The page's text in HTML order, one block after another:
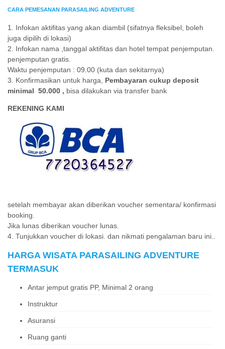
CARA PEMESANAN PARASAILING ADVENTURE
1. Infokan aktifitas yang akan diambil (sifatnya fleksibel, boleh
juga dipilih di lokasi)
2. Infokan nama ,tanggal aktifitas dan hotel tempat penjemputan.
penjemputan gratis.
Waktu penjemputan : 09.00 (kuta dan sekitarnya)
3. Konfirmasikan untuk harga, Pembayaran cukup deposit
minimal 50.000 , bisa dilakukan via transfer bank
REKENING KAMI
setelah membayar akan diberikan voucher sementara/ konfirmasi
booking.
Jika lunas diberikan voucher lunas.
4. Tunjukkan voucher di lokasi. dan nikmati pengalaman baru ini..
HARGA WISATA PARASAILING ADVENTURE
TERMASUK
Antar jemput gratis PP, Minimal 2 orang
Instruktur
Asuransi
Ruang ganti